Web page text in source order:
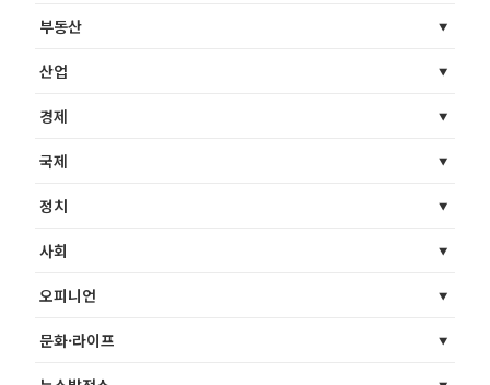
부동산
산업
경제
국제
정치
사회
오피니언
문화·라이프